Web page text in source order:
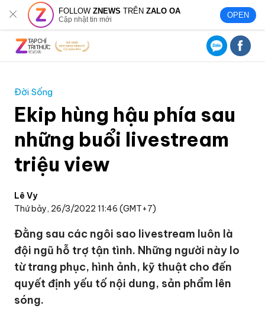
FOLLOWZNEWS TRÊNZALO OA
Cập nhật tin mới OPEN
Đời Sống
Ekip hùng hậu phía sau
những buổi livestream
triệu view
Lê Vy
Thứ bảy, 26/3/2022 11:46 (GMT+7)
Đằng sau các ngôi sao livestream luôn là
đội ngũ hỗ trợ tận tình. Những người này lo
từ trang phục, hình ảnh, kỹ thuật cho đến
quyết định yếu tố nội dung, sản phẩm lên
sóng.